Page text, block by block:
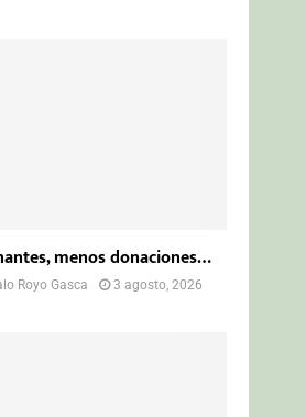
menos donaciones…
Royo Gasca
3 agosto, 2026